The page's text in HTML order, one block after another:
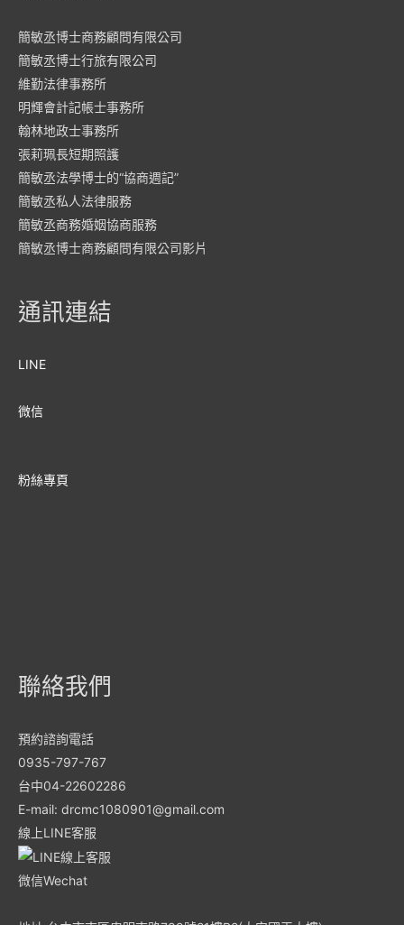
簡敏丞博士商務顧問有限公司
簡敏丞博士行旅有限公司
維勤法律事務所
明輝會計記帳士事務所
翰林地政士事務所
張莉珮長短期照護
簡敏丞法學博士的“協商週記”
簡敏丞私人法律服務
簡敏丞商務婚姻協商服務
簡敏丞博士商務顧問有限公司影片
通訊連結
LINE
微信
粉絲專頁
聯絡我們
預約諮詢電話
0935-797-767
台中04-22602286
E-mail: drcmc1080901@gmail.com
線上LINE客服
微信Wechat